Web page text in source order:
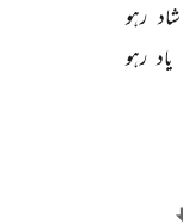
شاد رہو
یاد رہو